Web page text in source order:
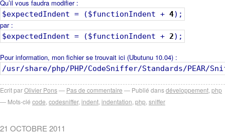
Qu’il vous faudra modifier :
$expectedIndent = ($functionIndent + 4);
par :
$expectedIndent = ($functionIndent + 2);
Pour information, mon fichier se trouvait ici (Ubutunu 10.04) :
/usr/share/php/PHP/CodeSniffer/Standards/PEAR/
Ecrit parOlivier Pons Pas de commentaire Publié dansdéveloppement php
Mots-clé code codesniffer, indent indentation php sniffer
21 OCTOBRE 2011